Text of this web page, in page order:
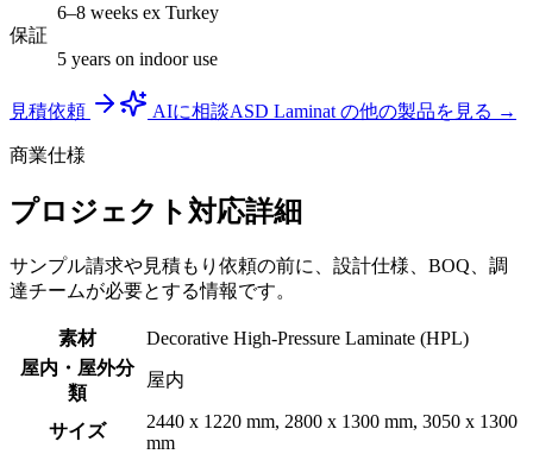
6–8 weeks ex Turkey
保証
5 years on indoor use
見積依頼 AIに相談ASD Laminat の他の製品を見る →
商業仕様
プロジェクト対応詳細
サンプル請求や見積もり依頼の前に、設計仕様、BOQ、調
達チームが必要とする情報です。
素材
Decorative High-Pressure Laminate (HPL)
屋内・屋外分
類
屋内
サイズ
2440 x 1220 mm, 2800 x 1300 mm, 3050 x 1300
mm